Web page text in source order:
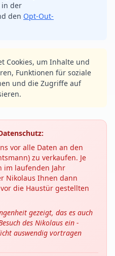
in der
den Opt-Out-
Cookies, um Inhalte und
Funktionen für soziale
und die Zugriffe auf
vor alle Daten an den
zu verkaufen. Je
im laufenden Jahr
Nikolaus Ihnen dann
die Haustür gestellten
gezeigt, das es auch
des Nikolaus ein -
auswendig vortragen